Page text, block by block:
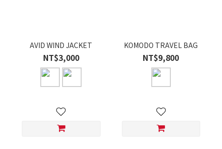
AVID WIND JACKET
NT$3,000
KOMODO TRAVEL BAG
NT$9,800